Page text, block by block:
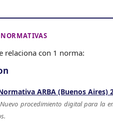
relaciona con 1 norma:
ARBA (Buenos Aires)
procedimiento digital para la